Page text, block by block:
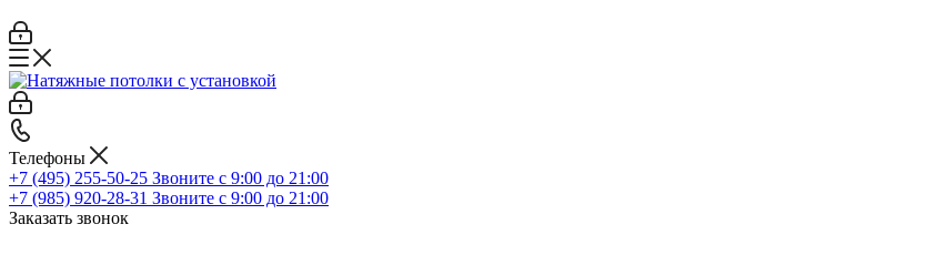
Телефоны
+7 (495) 255-50-25 Звоните с 9:00 до 21:00
+7 (985) 920-28-31 Звоните с 9:00 до 21:00
Заказать звонок